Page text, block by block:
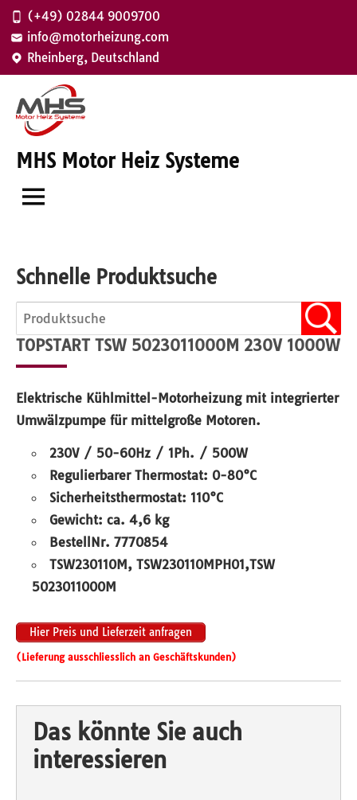
Zum
Inhalt
springen
(+49) 02844 9009700
info@motorheizung.com
Rheinberg, Deutschland
MHS Motor Heiz Systeme
Schnelle Produktsuche
TOPSTART TSW 5023011000M 230V 1000W
Elektrische Kühlmittel-Motorheizung mit integrierter
Umwälzpumpe für mittelgroße Motoren.
230V / 50-60Hz / 1Ph. / 500W
Regulierbarer Thermostat: 0-80°C
Sicherheitsthermostat: 110°C
Gewicht: ca. 4,6 kg
BestellNr. 7770854
TSW230110M, TSW230110MPH01,TSW
5023011000M
Hier Preis und Lieferzeit anfragen
(Lieferung ausschliesslich an Geschäftskunden)
Das könnte Sie auch
interessieren